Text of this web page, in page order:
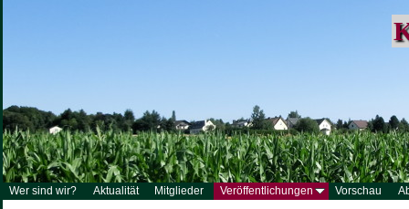
Wer sind wir? Aktualität Mitglieder Veröffentlichungen Vorschau